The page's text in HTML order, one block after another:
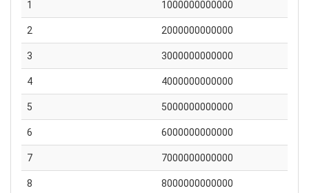
1 1000000000000
2 2000000000000
3 3000000000000
4 4000000000000
5 5000000000000
6 6000000000000
7 7000000000000
8 8000000000000